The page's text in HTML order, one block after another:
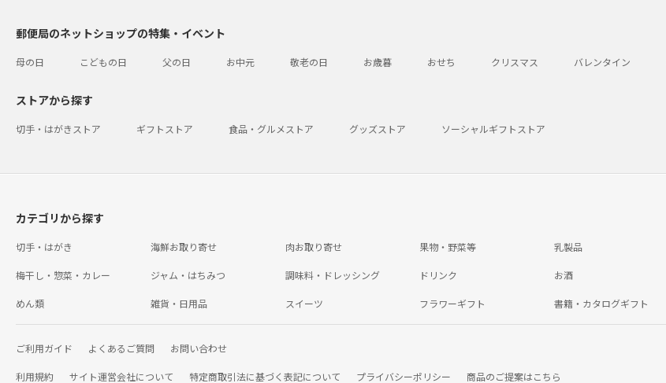
郵便局のネットショップの特集・イベント
母の日 こどもの日 父の日 お中元 敬老の日 お歳暮 おせち クリスマス バレンタイン
ストアから探す
切手・はがきストア ギフトストア 食品・グルメストア グッズストア ソーシャルギフトストア
カテゴリから探す
切手・はがき 海鮮お取り寄せ 肉お取り寄せ 果物・野菜等 乳製品
梅干し・惣菜・カレー ジャム・はちみつ 調味料・ドレッシング ドリンク お酒
めん類 雑貨・日用品 スイーツ フラワーギフト 書籍・カタログギフト
ご利用ガイド よくあるご質問 お問い合わせ
利用規約 サイト運営会社について 特定商取引法に基づく表記について プライバシーポリシー 商品のご提案はこちら